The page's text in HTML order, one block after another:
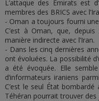
L’attaque des Émirats est
membres des BRICS avec
- Oman a toujours fourni
C’est à Oman, que,
manière indirecte avec l’Iran.
- Dans les cinq dernières
ont évoluées. La possibilité
a été évoquée. Elle
d’informateurs iraniens
C’est le seul État bombardé
Téhéran pourrait trouver